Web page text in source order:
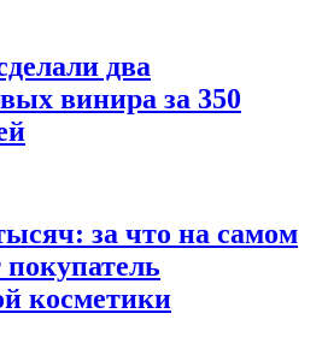
два
винира за 350
за что на самом
покупатель
косметики